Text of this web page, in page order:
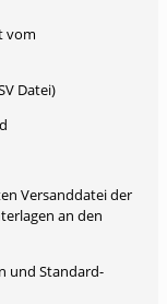
vom
Datei)
Versanddatei der
an den
und Standard-